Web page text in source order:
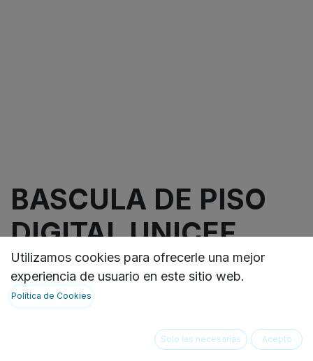
BASCULA DE PISO
DIGITAL UNICEF
Incluye maleta de transporte,
baterías, adaptador de corriente, panel solar
https://ideasbiomedicas.odoo.com/document/
Utilizamos cookies para ofrecerle una mejor
experiencia de usuario en este sitio web.
Política de Cookies
Solo las necesarias Acepto